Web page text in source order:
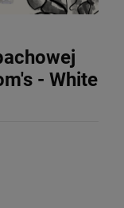
- White